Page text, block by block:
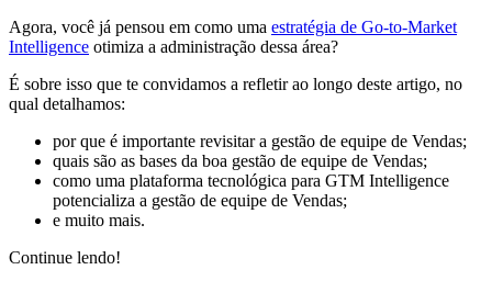
Agora, você já pensou em como uma estratégia de Go-to-Market
Intelligence otimiza a administração dessa área?
É sobre isso que te convidamos a refletir ao longo deste artigo, no
qual detalhamos:
por que é importante revisitar a gestão de equipe de Vendas;
quais são as bases da boa gestão de equipe de Vendas;
como uma plataforma tecnológica para GTM Intelligence
potencializa a gestão de equipe de Vendas;
e muito mais.
Continue lendo!